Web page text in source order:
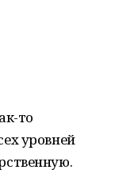
то
уровней